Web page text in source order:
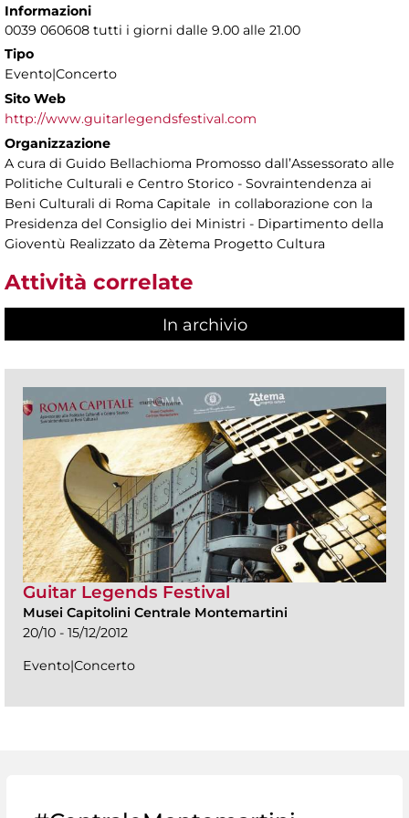
Informazioni
0039 060608 tutti i giorni dalle 9.00 alle 21.00
Tipo
Evento|Concerto
Sito Web
http://www.guitarlegendsfestival.com
Organizzazione
A cura di Guido Bellachioma Promosso dall’Assessorato alle
Politiche Culturali e Centro Storico - Sovraintendenza ai
Beni Culturali di Roma Capitale in collaborazione con la
Presidenza del Consiglio dei Ministri - Dipartimento della
Gioventù Realizzato da Zètema Progetto Cultura
Attività correlate
In archivio
Guitar Legends Festival
Musei Capitolini Centrale Montemartini
20/10 - 15/12/2012
Evento|Concerto